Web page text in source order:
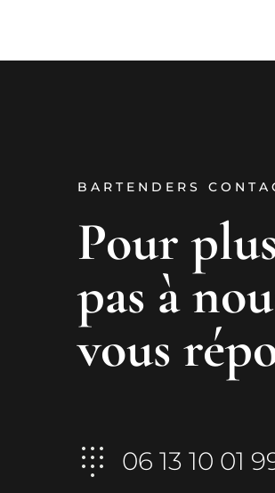
BARTENDERS
Pour
pas à
vous
06 13 10 01